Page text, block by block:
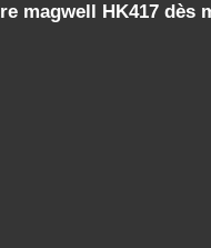
magwell HK417 dès